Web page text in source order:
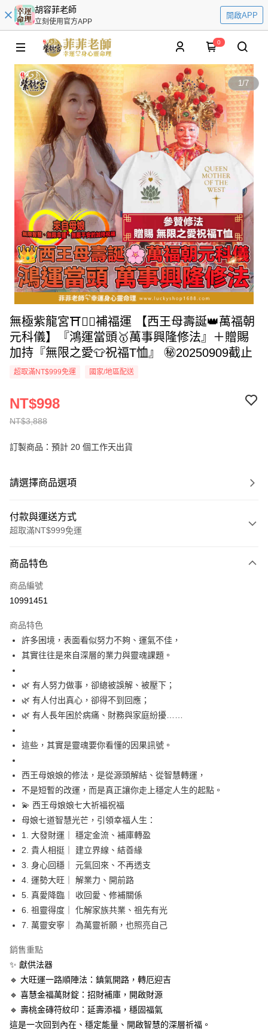
胡容菲老師
立刻使用官方APP
開啟APP
0
1/7
無極紫龍宮⛩🙇‍♀️補福運 【西王母壽誕👑萬福朝
元科儀】『鴻運當頭🥇萬事興隆修法』＋贈賜
加持『無限之愛👕祝福T恤』 ㊙20250909截止
超取滿NT$999免運 國家/地區配送
NT$3,888
NT$998
訂製商品：預計 20 個工作天出貨
請選擇商品選項
付款與運送方式
超取滿NT$999免運
信用卡一次付款
信用卡分期付款
合作金庫商業銀行
華南商業銀行
彰化商業銀行
上海商業儲蓄銀行
台北富邦商業銀行
臺灣中小企業銀行
台中商業銀行
匯豐（台灣）商業銀行
聯邦商業銀行
遠東國際商業銀行
元大商業銀行
永豐商業銀行
台新國際商業銀行
中國信託商業銀行
6 期 0 利率 每期
華南商業銀行
彰化商業銀行
國泰世華商業銀行
兆豐國際商業銀行
臺灣中小企業銀行
台中商業銀行
匯豐（台灣）商業銀行
華泰商業銀行
玉山商業銀行
星展（台灣）商業銀行
台灣樂天信用卡公司
12 期 0 利率 每期 NT$83
上海商業儲蓄銀行
台北富邦商業銀行
國泰世華商業銀行
兆豐國際商業銀行
臺灣中小企業銀行
台中商業銀行
聯邦商業銀行
遠東國際商業銀行
台新國際商業銀行
中國信託商業銀行
台灣樂天信用卡公司
合作金庫商業銀行
第一商業銀行
華南商業銀行
彰化商業銀行
兆豐國際商業銀行
臺灣中小企業銀行
華泰商業銀行
聯邦商業銀行
永豐商業銀行
玉山商業銀行
星展（台灣）商業銀行
台新國際商業銀行
中國信託商業銀行
台灣樂天信用卡公司
超商取貨付款
LINE Pay
Apple Pay
悠遊付
【關於「AFTEE先享後付」】
AFTEE先享後付是「在收到商品之後才付款」的支付方式。 讓您購物簡單
便利好安心！
２．便利：只要手機號碼，簡訊認證，即可結帳。
３．安心：先確認商品／服務後，再付款。
【「AFTEE先享後付」結帳流程】
１．於結帳方式選擇「AFTEE先享後付」後，將跳轉至「AFTEE先享後付」
結帳頁面，進行簡訊認證並確認金額後，即可完成結帳。
３．收到繳費通知簡訊後14天內，點擊此簡訊中的連結，可透過四大超商／
ATM／網路銀行／等多元方式進行付款，方視為交易完成。
※ 請注意：結帳手續完成當下不需立刻繳費，但若您需要取消訂單，請聯絡
購買商品的店家。未經商家同意取消之訂單仍視為有效，需透過AFTEE先享
※ 交易是否成功請以「AFTEE先享後付 」之結帳頁面顯示為準，若有關於
是否繳費成功／繳費後需取消欲退款等相關疑問，請聯繫「AFTEE先享後付
客戶支援中心」 https://netprotections.freshdesk.com/support/home
ATM付款
運送方式
全家取貨付款
每筆NT$80，滿NT$999(含以上)免運費
付款後全家取貨
7-11取貨付款
每筆NT$80，滿NT$999(含以上)免運費
付款後7-11取貨
每筆NT$80，滿NT$999(含以上)免運費
商品特色
商品編號
10991451
商品特色
許多困境，表面看似努力不夠、運氣不佳，
其實往往是來自深層的業力與靈魂課題。
🌿 有人努力做事，卻總被誤解、被壓下；
🌿 有人付出真心，卻得不到回應；
🌿 有人長年困於病痛、財務與家庭紛擾……
這些，其實是靈魂要你看懂的因果訊號。
西王母娘娘的修法，是從源頭解結、從智慧轉運，
不是短暫的改運，而是真正讓你走上穩定人生的起點。
💫 西王母娘娘七大祈福祝福
母娘七道智慧光芒，引領幸福人生：
1. 大發財運｜ 穩定金流、補庫轉盈
2. 貴人相挺｜ 建立界線、結善緣
3. 身心回穩｜ 元氣回來、不再透支
4. 運勢大旺｜ 解業力、開前路
5. 真愛降臨｜ 收回愛、修補關係
6. 祖靈得度｜ 化解家族共業、祖先有光
7. 萬靈安寧｜ 為萬靈祈願，也照亮自己
銷售重點
✨ 獻供法器
🔹 大旺運一路順陣法：鎮氣開路，轉厄迎吉
🔹 喜慧金福萬財錠：招財補庫，開啟財源
🔹 壽桃金磚符紋印：延壽添福，穩固福氣
這是一次回到內在、穩定能量、開啟智慧的深層祈福。